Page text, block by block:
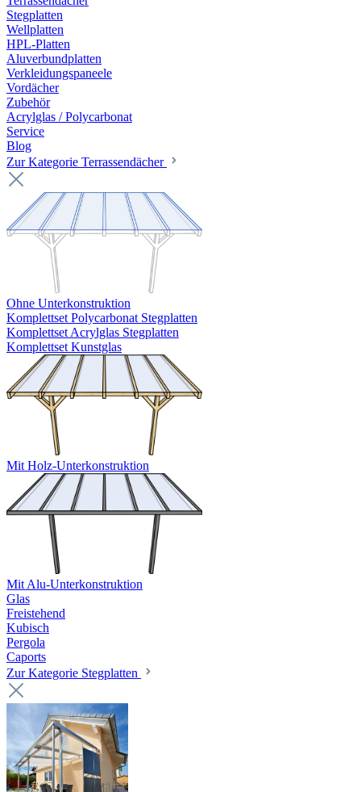
Stegplatten
Wellplatten
HPL-Platten
Aluverbundplatten
Verkleidungspaneele
Vordächer
Zubehör
Acrylglas / Polycarbonat
Service
Blog
Zur Kategorie Terrassendächer
Ohne Unterkonstruktion
Komplettset Polycarbonat Stegplatten
Komplettset Acrylglas Stegplatten
Komplettset Kunstglas
Mit Holz-Unterkonstruktion
Mit Alu-Unterkonstruktion
Glas
Freistehend
Kubisch
Pergola
Caports
Zur Kategorie Stegplatten